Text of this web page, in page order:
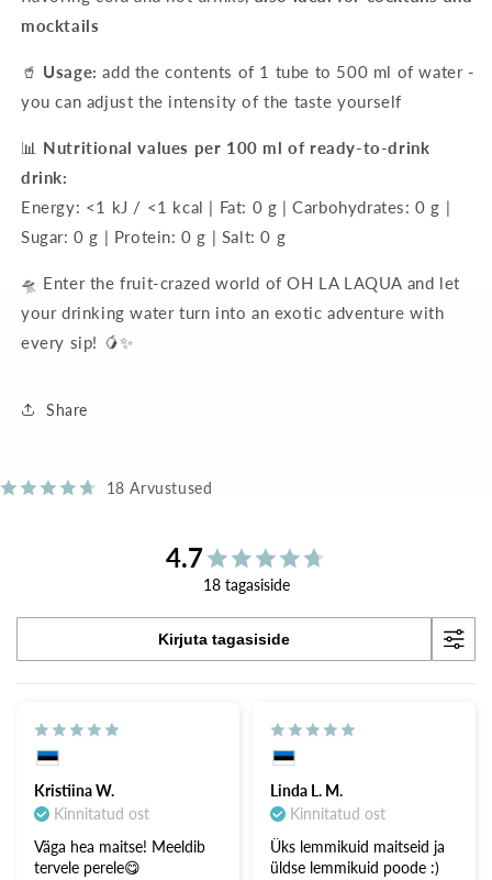
mocktails
🥤 Usage: add the contents of 1 tube to 500 ml of water -
you can adjust the intensity of the taste yourself
📊 Nutritional values ​​per 100 ml of ready-to-drink
drink:
Energy: <1 kJ / <1 kcal | Fat: 0 g | Carbohydrates: 0 g |
Sugar: 0 g | Protein: 0 g | Salt: 0 g
🛸 Enter the fruit-crazed world of OH LA LAQUA and let
your drinking water turn into an exotic adventure with
every sip! 🥭✨
Share
18 Arvustused
4.7
18 tagasiside
Kirjuta tagasiside
Kristiina W.
Kinnitatud ost
Väga hea maitse! Meeldib
tervele perele😋
Linda L. M.
Kinnitatud ost
Üks lemmikuid maitseid ja
üldse lemmikuid poode :)